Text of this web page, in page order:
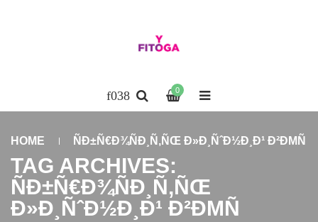
0
HOME ÑÐ±Ñ€Ð¾ÑÐ¸Ñ‚ÑŒ Ð»Ð¸ÑˆÐ½Ð¸Ð¹ Ð²ÐΜÑ
TAG ARCHIVES:
ÑÐ±Ñ€Ð¾ÑÐ¸Ñ‚ÑŒ
Ð»Ð¸ÑˆÐ½Ð¸Ð¹ Ð²ÐΜÑ